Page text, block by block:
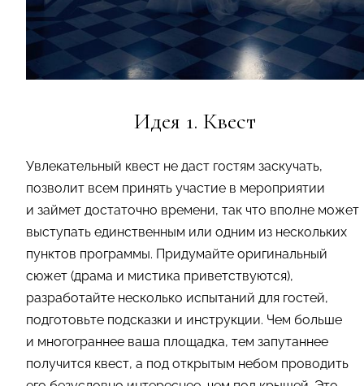
Идея 1. Квест
Увлекательный квест не даст гостям заскучать,
позволит всем принять участие в мероприятии
и займет достаточно времени, так что вполне может
выступать единственным или одним из нескольких
пунктов программы. Придумайте оригинальный
сюжет (драма и мистика приветствуются),
разработайте несколько испытаний для гостей,
подготовьте подсказки и инструкции. Чем больше
и многограннее ваша площадка, тем запутаннее
получится квест, а под открытым небом проводить